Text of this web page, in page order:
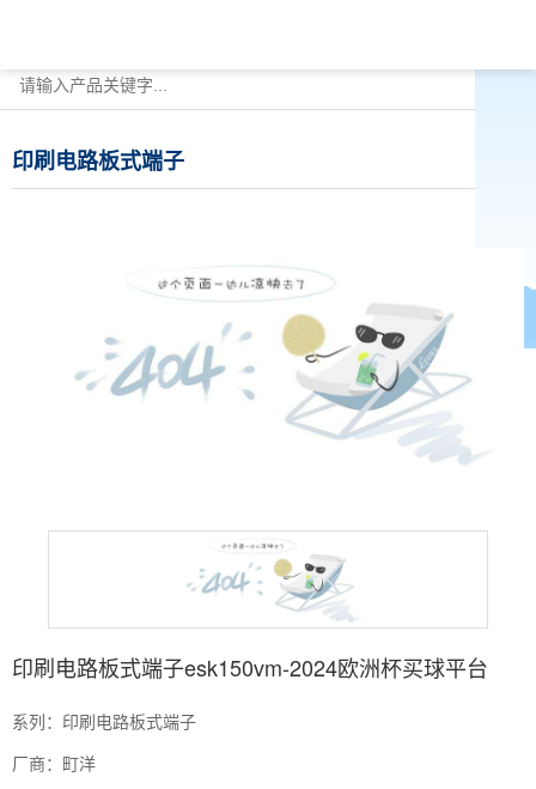
印刷电路板式端子
印刷电路板式端子esk150vm-2024欧洲杯买球平台
系列：印刷电路板式端子
厂商：町洋